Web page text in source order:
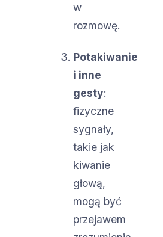
w
rozmowę.
Potakiwanie
i inne
gesty:
fizyczne
sygnały,
takie jak
kiwanie
głową,
mogą być
przejawem